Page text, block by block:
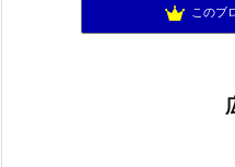
ドラクエ10 ぱ
このブ